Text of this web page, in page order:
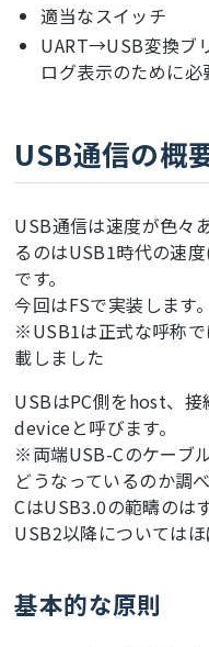
適当なスイッチ
UART→USB変換ブ
ログ表示のために必
USB通信の概
USB通信は速度が色々
るのはUSB1時代の速
です。
今回はFSで実装します。
※USB1は正式な呼称
載しました
USBはPC側をhost、
deviceと呼びます。
※両端USB-Cのケーブ
どうなっているのか調
CはUSB3.0の範疇のは
USB2以降については
基本的な原則